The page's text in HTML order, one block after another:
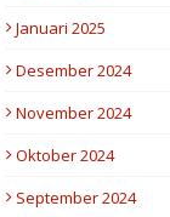
Januari 2025
Desember 2024
November 2024
Oktober 2024
September 2024